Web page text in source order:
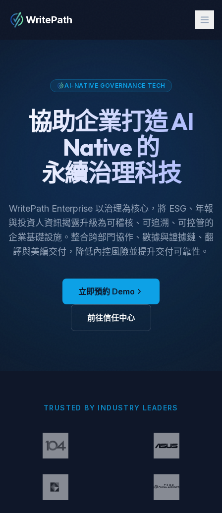
WritePath
AI-NATIVE GOVERNANCE TECH
協助企業打造 AI
Native 的
永續治理科技
WritePath Enterprise 以治理為核心，將 ESG、年報
與投資人資訊揭露升級為可稽核、可追溯、可控管的
企業基礎設施。整合跨部門協作、數據與證據鏈、翻
譯與美編交付，降低內控風險並提升交付可靠性。
立即預約 Demo
前往信任中心
TRUSTED BY INDUSTRY LEADERS